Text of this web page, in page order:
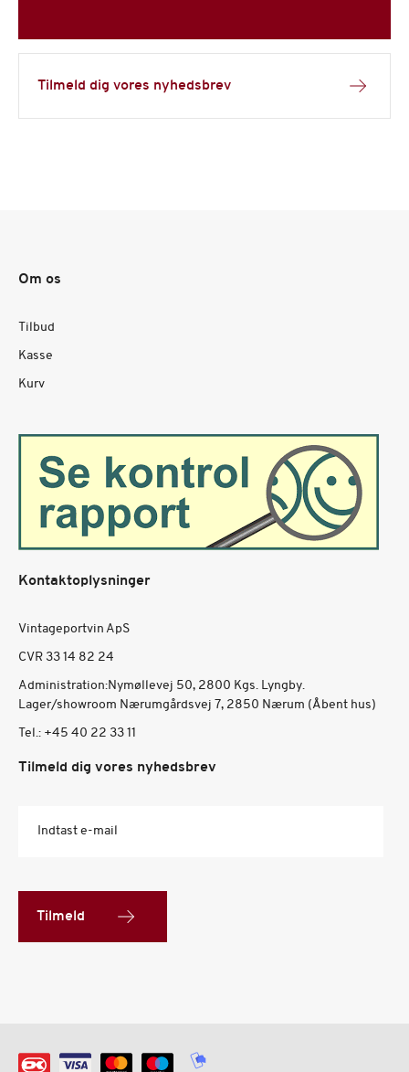
Tilmeld dig vores nyhedsbrev
Om os
Tilbud
Kasse
Kurv
Kontaktoplysninger
Vintageportvin ApS
CVR 33 14 82 24
Administration:Nymøllevej 50, 2800 Kgs. Lyngby.
Lager/showroom Nærumgårdsvej 7, 2850 Nærum (Åbent hus)
Tel.: +45 40 22 33 11
Tilmeld dig vores nyhedsbrev
Indtast e-mail
Tilmeld